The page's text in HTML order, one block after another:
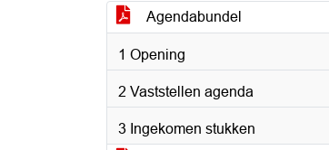
Agendabundel
1 Opening
2 Vaststellen agenda
3 Ingekomen stukken